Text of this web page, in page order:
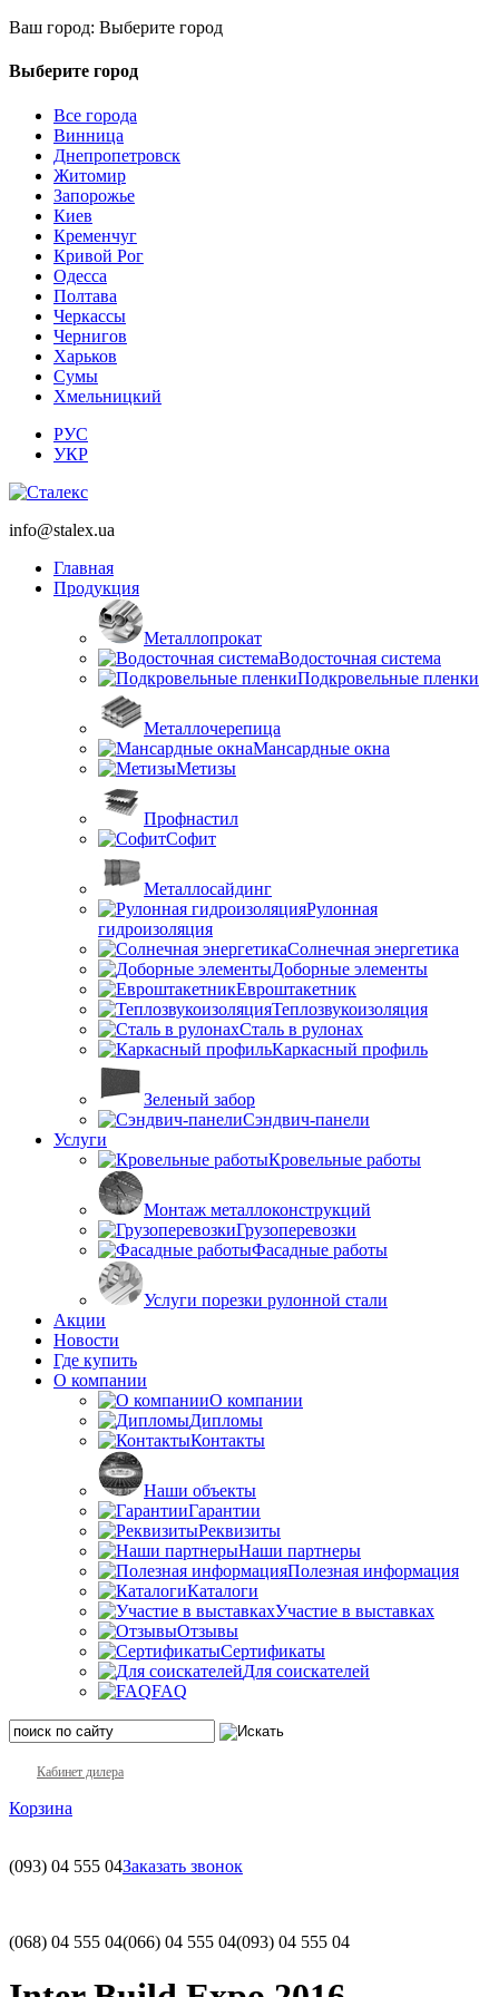
Ваш город: Выберите город
Выберите город
Все города
Винница
Днепропетровск
Житомир
Запорожье
Киев
Кременчуг
Кривой Рог
Одесса
Полтава
Черкассы
Чернигов
Харьков
Сумы
Хмельницкий
РУС
УКР
info@stalex.ua
Главная
Продукция
Металлопрокат
Водосточная система
Подкровельные пленки
Металлочерепица
Мансардные окна
Метизы
Профнастил
Софит
Металлосайдинг
Рулонная
гидроизоляция
Солнечная энергетика
Доборные элементы
Евроштакетник
Теплозвукоизоляция
Сталь в рулонах
Каркасный профиль
Зеленый забор
Сэндвич-панели
Услуги
Кровельные работы
Монтаж металлоконструкций
Грузоперевозки
Фасадные работы
Услуги порезки рулонной стали
Акции
Новости
Где купить
О компании
О компании
Дипломы
Контакты
Наши объекты
Гарантии
Реквизиты
Наши партнеры
Полезная информация
Каталоги
Участие в выставках
Отзывы
Сертификаты
Для соискателей
FAQ
Кабинет дилера
Корзина
(093) 04 555 04Заказать звонок
(068) 04 555 04(066) 04 555 04(093) 04 555 04